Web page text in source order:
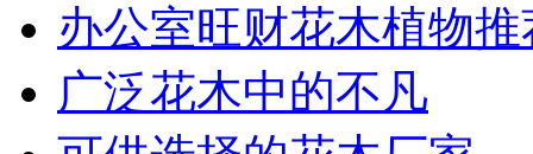
办公室旺财花木植物推
广泛花木中的不凡